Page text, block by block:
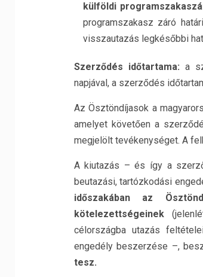
külföldi
programszakasz záró
visszautazás legkésőbbi
Szerződés időtartama: a
napjával, a szerződés
Az Ösztöndíjasok a
amelyet követően a
megjelölt tevékenységet. A
A kiutazás – és így a
beutazási, tartózkodási
időszakában az
kötelezettségeinek
célországba utazás
engedély beszerzése –,
tesz.